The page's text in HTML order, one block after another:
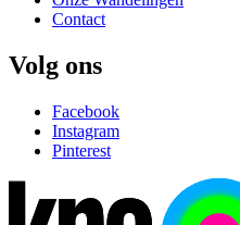
Contact
Volg ons
Facebook
Instagram
Pinterest